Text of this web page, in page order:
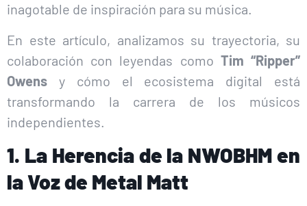
inagotable de inspiración para su música.
En este artículo, analizamos su trayectoria, su
colaboración con leyendas como Tim “Ripper”
Owens y cómo el ecosistema digital está
transformando la carrera de los músicos
independientes.
1. La Herencia de la NWOBHM en
la Voz de Metal Matt